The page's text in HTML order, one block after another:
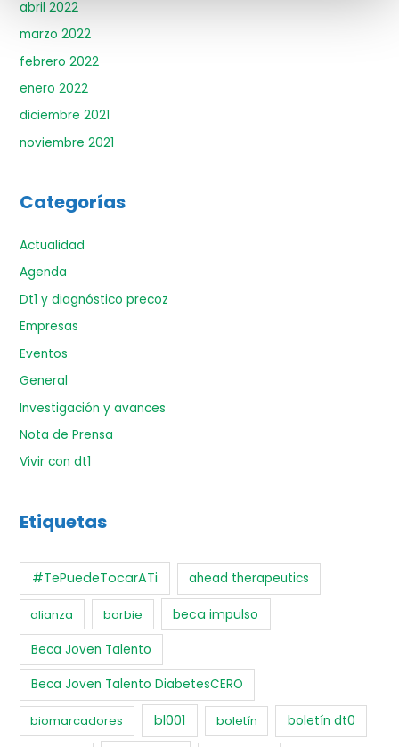
abril 2022
marzo 2022
febrero 2022
enero 2022
diciembre 2021
noviembre 2021
Categorías
Actualidad
Agenda
Dt1 y diagnóstico precoz
Empresas
Eventos
General
Investigación y avances
Nota de Prensa
Vivir con dt1
Etiquetas
#TePuedeTocarATi ahead therapeutics
alianza barbie beca impulso
Beca Joven Talento
Beca Joven Talento DiabetesCERO
biomarcadores bl001 boletín boletín dt0